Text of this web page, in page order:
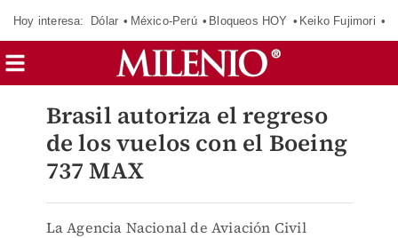
Hoy interesa: Dólar México-Perú Bloqueos HOY Keiko Fujimori
Brasil autoriza el regreso
de los vuelos con el Boeing
737 MAX
La Agencia Nacional de Aviación Civil